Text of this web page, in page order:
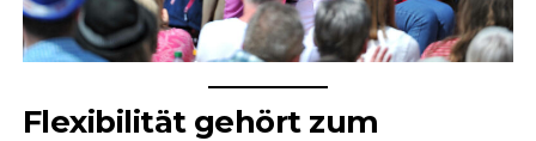
Flexibilität gehört zum